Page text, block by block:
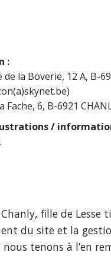
:
la Boverie, 12 A, B-
Fache, 6, B-6921
/
fille de
du site et la
tenons à l’en